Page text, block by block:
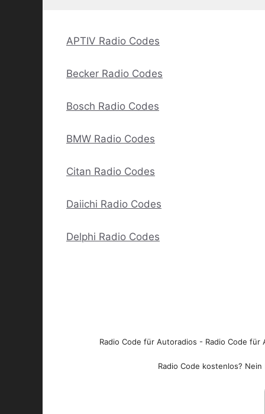
APTIV Radio Codes
Becker Radio Codes
Bosch Radio Codes
BMW Radio Codes
Citan Radio Codes
Daiichi Radio Codes
Delphi Radio Codes
Radio Code für Autoradios - Radio Code
Radio Code kostenlos?